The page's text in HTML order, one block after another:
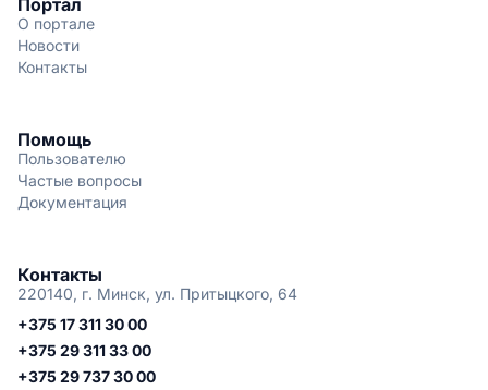
Портал
О портале
Новости
Контакты
Помощь
Пользователю
Частые вопросы
Документация
Контакты
220140, г. Минск, ул. Притыцкого, 64
+375 17 311 30 00
+375 29 311 33 00
+375 29 737 30 00